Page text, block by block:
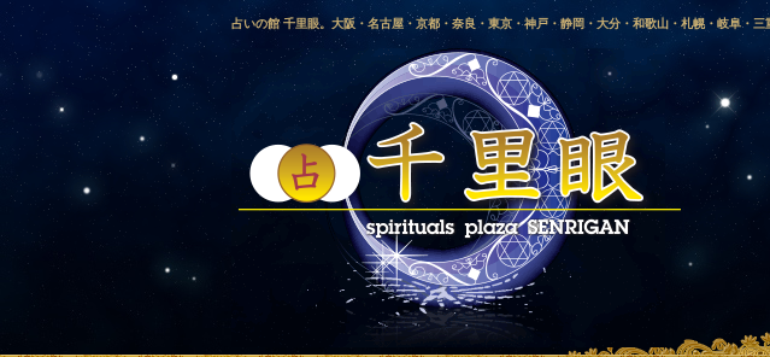
占いの館 千里眼。大阪・名古屋・京都・奈良・東京・神戸・静岡・大分・和歌山・札幌・岐阜・三
愛媛・鹿児島・徳島・香川・山形・岡山・横浜・千葉・福島・岩手・高知・熊本・群馬・滋賀・福
梨・長野・埼玉・茨城・栃木・金沢・佐賀・長崎・鳥取・富山・新潟・秋田・青森・島根に店舗を
気占い師による占い。